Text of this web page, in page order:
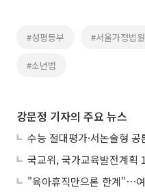
#성평등부 #서울가정법원
#소년범
강문정 기자의 주요 뉴스